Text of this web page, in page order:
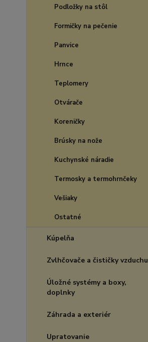
Podložky na stôl
Formičky na pečenie
Panvice
Hrnce
Teplomery
Otvárače
Koreničky
Brúsky na nože
Kuchynské náradie
Termosky a termohrnčeky
Vešiaky
Ostatné
Kúpelňa
Zvlhčovače a čističky vzduchu
Úložné systémy a boxy,
doplnky
Záhrada a exteriér
Upratovanie